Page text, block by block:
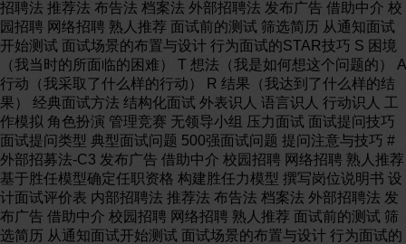
招聘法 推荐法 布告法 档案法 外部招聘法 发布广告 借助中介 校
园招聘 网络招聘 熟人推荐 面试前的测试 筛选简历 从通知面试
开始测试 面试场景的布置与设计 行为面试的STAR技巧 S 困境
（我当时的所面临的困难） T 想法（我是如何想这个问题的） A
行动（我采取了什么样的行动） R 结果（我达到了什么样的结
果） 经典面试方法 结构化面试 外表识人 语言识人 行动识人 工
作模拟 角色扮演 管理竞赛 无领导小组 压力面试 面试提问技巧
面试提问类型 典型面试问题 500强面试问题 提问注意与技巧 #
外部招募法-C3 发布广告 借助中介 校园招聘 网络招聘 熟人推荐
基于胜任模型确定任职资格 构建胜任力模型 撰写岗位说明书 设
计面试评价表 内部招聘法 推荐法 布告法 档案法 外部招聘法 发
布广告 借助中介 校园招聘 网络招聘 熟人推荐 面试前的测试 筛
选简历 从通知面试开始测试 面试场景的布置与设计 行为面试的